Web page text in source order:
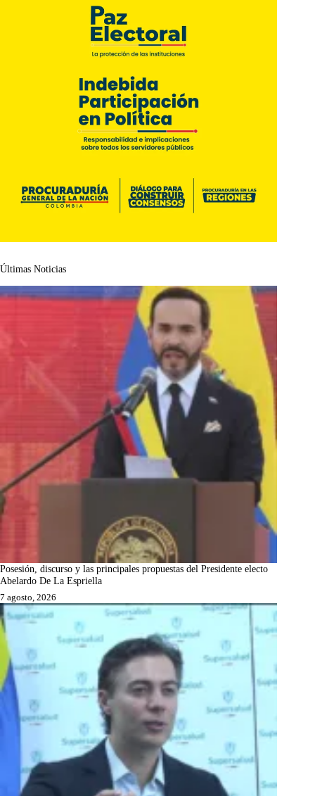
Últimas Noticias
Posesión, discurso y las principales propuestas del Presidente electo
Abelardo De La Espriella
7 agosto, 2026